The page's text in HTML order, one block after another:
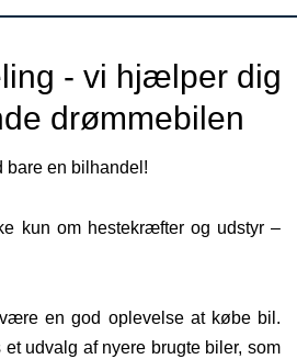
- vi hjælper dig
drømmebilen
bare en bilhandel!
kun om hestekræfter og udstyr –
en god oplevelse at købe bil.
udvalg af nyere brugte biler, som